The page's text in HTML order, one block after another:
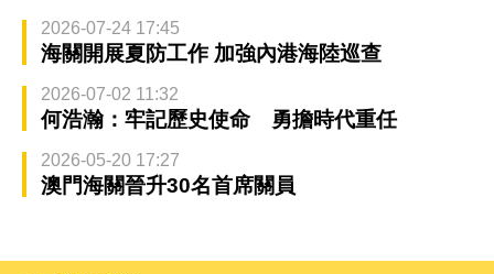
2026-07-24 17:45
海關開展夏防工作 加強內港海陸巡查
2026-07-02 11:32
何浩瀚：牢記歷史使命 勇擔時代重任
2026-05-20 17:27
澳門海關晉升30名首席關員